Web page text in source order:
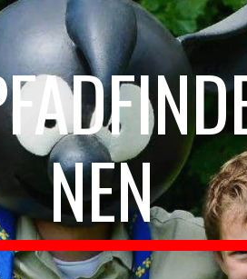
Skip to navigation
NEN